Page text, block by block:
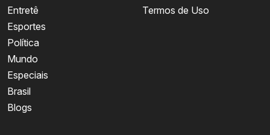
Entretê
Esportes
Política
Mundo
Especiais
Brasil
Blogs
Termos de Uso